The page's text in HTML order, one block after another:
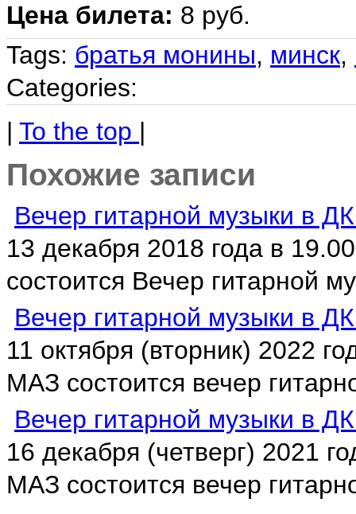
Цена билета: 8 руб.
Tags: братья монины, минск,
Categories:
| To the top |
Похожие записи
Вечер гитарной музыки в
13 декабря 2018 года в
состоится Вечер гитарной
Вечер гитарной музыки в
11 октября (вторник) 2022
МАЗ состоится вечер
Вечер гитарной музыки в
16 декабря (четверг) 2021
МАЗ состоится вечер